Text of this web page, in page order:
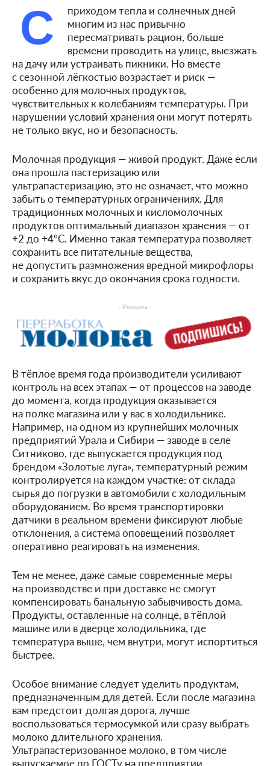
С
приходом тепла и солнечных дней
многим из нас привычно
пересматривать рацион, больше
времени проводить на улице, выезжать
на дачу или устраивать пикники. Но вместе
с сезонной лёгкостью возрастает и риск —
особенно для молочных продуктов,
чувствительных к колебаниям температуры. При
нарушении условий хранения они могут потерять
не только вкус, но и безопасность.
Молочная продукция — живой продукт. Даже если
она прошла пастеризацию или
ультрапастеризацию, это не означает, что можно
забыть о температурных ограничениях. Для
традиционных молочных и кисломолочных
продуктов оптимальный диапазон хранения — от
+2 до +4°C. Именно такая температура позволяет
сохранить все питательные вещества,
не допустить размножения вредной микрофлоры
и сохранить вкус до окончания срока годности.
- Реклама -
В тёплое время года производители усиливают
контроль на всех этапах — от процессов на заводе
до момента, когда продукция оказывается
на полке магазина или у вас в холодильнике.
Например, на одном из крупнейших молочных
предприятий Урала и Сибири — заводе в селе
Ситниково, где выпускается продукция под
брендом «Золотые луга», температурный режим
контролируется на каждом участке: от склада
сырья до погрузки в автомобили с холодильным
оборудованием. Во время транспортировки
датчики в реальном времени фиксируют любые
отклонения, а система оповещений позволяет
оперативно реагировать на изменения.
Тем не менее, даже самые современные меры
на производстве и при доставке не смогут
компенсировать банальную забывчивость дома.
Продукты, оставленные на солнце, в тёплой
машине или в дверце холодильника, где
температура выше, чем внутри, могут испортиться
быстрее.
Особое внимание следует уделить продуктам,
предназначенным для детей. Если после магазина
вам предстоит долгая дорога, лучше
воспользоваться термосумкой или сразу выбрать
молоко длительного хранения.
Ультрапастеризованное молоко, в том числе
выпускаемое по ГОСТу на предприятии